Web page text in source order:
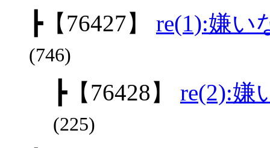
┣【76427】 re(1):嫌い
(746)
┣【76428】 re(2):嫌
(225)